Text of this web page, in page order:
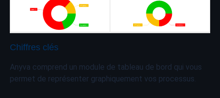
Chiffres clés
Anyva comprend un module de tableau de bord qui vous
permet de représenter graphiquement vos processus.